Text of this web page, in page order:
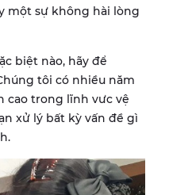
một sự không hài lòng
biệt nào, hãy để
tôi có nhiều năm
cao trong lĩnh vưc vệ
xử lý bất kỳ vấn đề gì